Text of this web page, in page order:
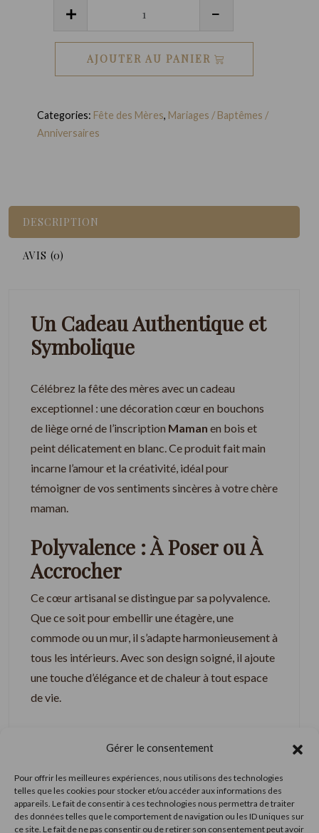
Gérer le consentement
Pour offrir les meilleures expériences, nous utilisons des technologies
telles que les cookies pour stocker et/ou accéder aux informations des
appareils. Le fait de consentir à ces technologies nous permettra de traiter
des données telles que le comportement de navigation ou les ID uniques sur
ce site. Le fait de ne pas consentir ou de retirer son consentement peut avoir
Décoration
Cœur
AJOUTER AU PANIER
Categories: Fête des Mères, Mariages / Baptêmes /
Anniversaires
DESCRIPTION
AVIS (0)
Un Cadeau Authentique et
Symbolique
Célébrez la fête des mères avec un cadeau
exceptionnel : une décoration cœur en bouchons
de liège orné de l’inscription Maman en bois et
peint délicatement en blanc. Ce produit fait main
incarne l’amour et la créativité, idéal pour
témoigner de vos sentiments sincères à votre chère
maman.
Polyvalence : À Poser ou À
Accrocher
Ce cœur artisanal se distingue par sa polyvalence.
Que ce soit pour embellir une étagère, une
commode ou un mur, il s’adapte harmonieusement à
tous les intérieurs. Avec son design soigné, il ajoute
une touche d’élégance et de chaleur à tout espace
de vie.
d’Unicité
Chaque pièce est soigneusement assemblée à la
main, garantissant qualité et unicité. Les bouchons
de liège recyclés combinés à l’inscription en bois